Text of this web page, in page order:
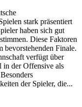
stark präsentiert
haben sich gut
Diese Faktoren
bevorstehenden Finale.
verfügt über
in der Offensive als
der Spieler, die...